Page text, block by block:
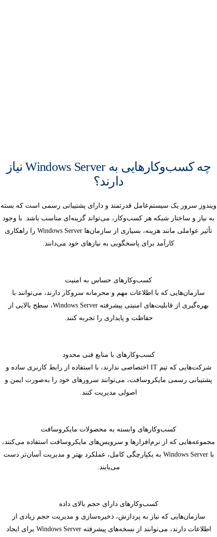
چه کسب‌وکارهایی به Windows Server نیاز
دارند؟
ویندوز سرور یک سیستم‌عامل قدرتمند و دارای پشتیبانی رسمی است که بسته
به نیاز و ساختار شبکه هر کسب‌وکار، می‌تواند گزینه‌ای مناسب باشد. با وجود
تأثیر عواملی مانند هزینه، بسیاری از سازمان‌ها Windows Server را راهکاری
کارآمد برای پاسخگویی به نیازهای خود می‌دانند.
کسب‌وکارهای حساس به امنیت
سازمان‌هایی که با اطلاعات مهم و محرمانه سروکار دارند، می‌توانند با
بهره‌گیری از قابلیت‌های امنیتی پیشرفته Windows Server، سطح بالایی از
حفاظت و پایداری را تجربه کنند.
کسب‌وکارهای با منابع فنی محدود
شرکت‌هایی که تیم IT اختصاصی ندارند، با استفاده از رابط کاربری ساده و
پشتیبانی رسمی مایکروسافت، می‌توانند سرورهای خود را به‌صورت ایمن و
اصولی مدیریت کنند.
کسب‌وکارهای وابسته به محصولات مایکروسافت
مجموعه‌هایی که از نرم‌افزارها و سرویس‌های مایکروسافت استفاده می‌کنند،
با Windows Server به یکپارچگی کامل، عملکرد بهتر و مدیریت آسان‌تر دست
می‌یابند.
کسب‌وکارهای دارای حجم بالای داده
سازمان‌هایی که نیاز به پردازش، ذخیره‌سازی و مدیریت حجم زیادی از
اطلاعات دارند، می‌توانند از نسخه‌های پیشرفته Windows Server برای ایجاد